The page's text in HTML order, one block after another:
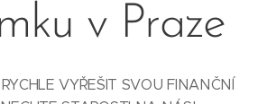
v Praze
VYŘEŠIT SVOU FINANČNÍ